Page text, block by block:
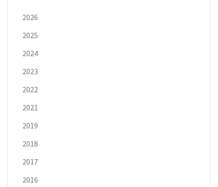
2026
2025
2024
2023
2022
2021
2019
2018
2017
2016